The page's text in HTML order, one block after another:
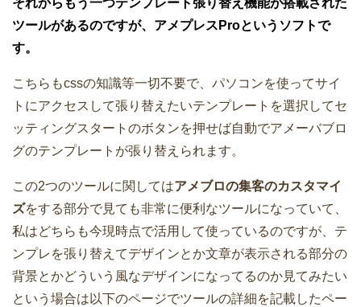
それからもう一つテンプレート張り替え機能が搭載された
ツールがあるのですが、アメプレスProというソフトで
す。
こちらもcssの知識等一切不要で、パソコンを使ってサイ
トにアクセスして張り替えたいテンプレートを選択してセ
ッティングスタートのボタンを押せば自動でアメーバブロ
グのテンプレートが張り替えられます。
この2つのツールに関してはアメブロの集客のカスタマイ
ズをする部分で見ても非常に便利なツールになっていて、
私はどちらも今現時点で活用して使っているのですが、テ
ンプレを張り替えてデザインとか文章が表示される部分の
背景とかどういう風なデザインになってるのか見てみたい
という場合は以下のページでツールの詳細を記載したペー